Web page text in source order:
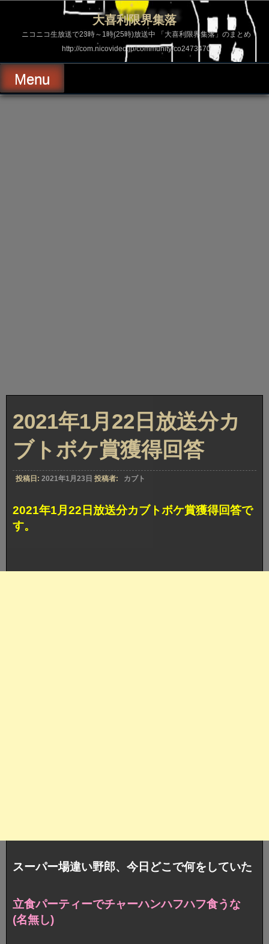
ス
ッ
プ
大喜利限界集落
ニコニコ生放送で23時～1時(25時)放送中 「大喜利限界集落」のまとめ
http://com.nicovideo.jp/community/co2473470
Menu
2021年1月22日放送分カ
ブトボケ賞獲得回答
投稿日: 2021年1月23日 投稿者: カブト
2021年1月22日放送分カブトボケ賞獲得回答で
す。
スーパー場違い野郎、今日どこで何をしていた
立食パーティーでチャーハンハフハフ食うな
(名無し)